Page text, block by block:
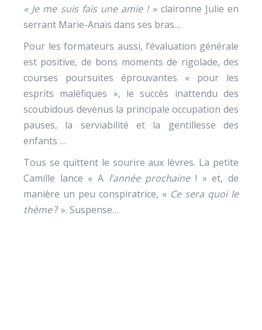
« Je me suis fais une amie ! »claironne Julie en
serrant Marie-Anaïs dans ses bras…
Pour les formateurs aussi, l’évaluation générale
est positive, de bons moments de rigolade, des
courses poursuites éprouvantes « pour les
esprits maléfiques », le succès inattendu des
scoubidous devenus la principale occupation des
pauses, la serviabilité et la gentillesse des
enfants …
Tous se quittent le sourire aux lèvres. La petite
Camille lance « A l’année prochaine! » et, de
manière un peu conspiratrice, « Ce sera quoi le
thème? ». Suspense…